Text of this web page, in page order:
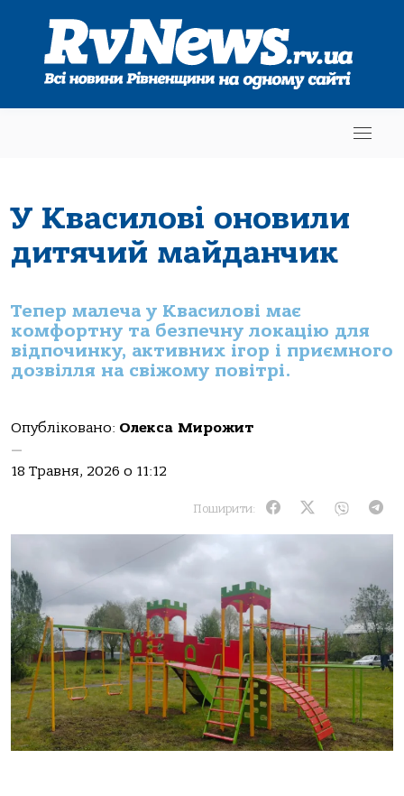
У Квасилові оновили
дитячий майданчик
Тепер малеча у Квасилові має
комфортну та безпечну локацію для
відпочинку, активних ігор і приємного
дозвілля на свіжому повітрі.
Опубліковано: Олекса Мирожит
—
18 Травня, 2026 о 11:12
Поширити: